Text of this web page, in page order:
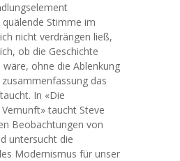
Stimme im
nicht verdrängen ließ,
ob die Geschichte
ohne die Ablenkung
das
In «Die
taucht Steve
Beobachtungen von
untersucht die
Modernismus für unser